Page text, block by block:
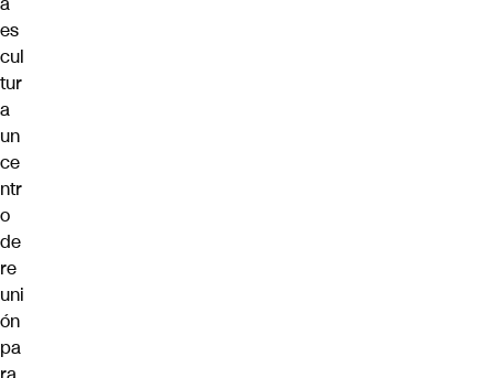
es
cul
tur
a
un
ce
ntr
o
de
re
uni
ón
pa